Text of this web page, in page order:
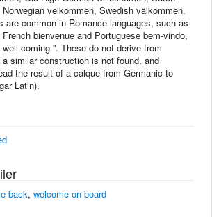
velkommen, Swedish välkommen.
are common in Romance languages, such as
bienvenue and Portuguese bem-vindo,
coming ”. These do not derive from
similar construction is not found, and
the result of a calque from Germanic to
Latin).
back, welcome on board